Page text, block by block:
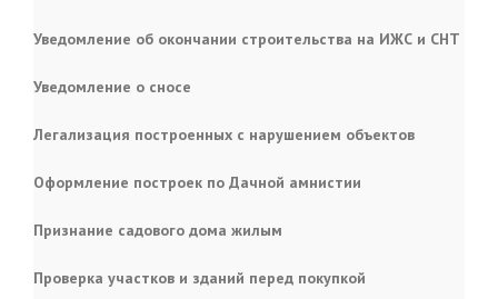
Уведомление об окончании строительства на ИЖС и СНТ
Уведомление о сносе
Легализация построенных с нарушением объектов
Оформление построек по Дачной амнистии
Признание садового дома жилым
Проверка участков и зданий перед покупкой